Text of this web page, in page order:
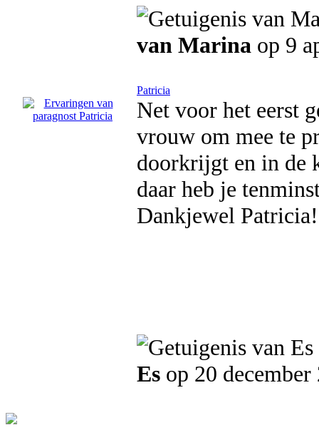
van Marina op 9
Patricia
Net voor het eerst
vrouw om mee te
doorkrijgt en in de
daar heb je
Dankjewel Patricia!
Es op 20 december